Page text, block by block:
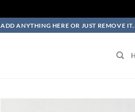
ADD ANYTHING HERE OR JUST REMOVE